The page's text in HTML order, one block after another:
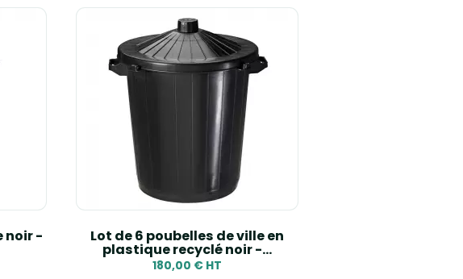
noir - Lot de 6 poubelles de ville en
plastique recyclé noir -...
180,00 € HT